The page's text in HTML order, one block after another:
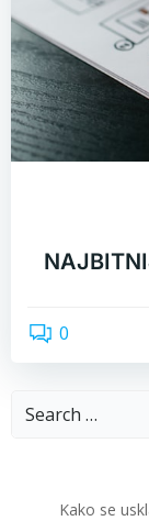
0
Search
Kako se